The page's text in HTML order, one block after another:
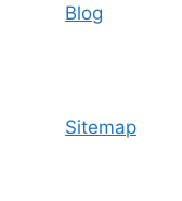
Blog
Sitemap